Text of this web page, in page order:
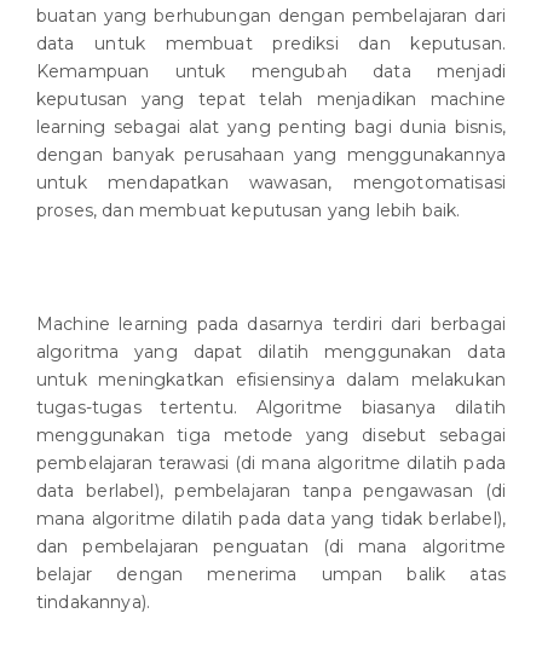
buatan yang berhubungan dengan pembelajaran dari
data untuk membuat prediksi dan keputusan.
Kemampuan untuk mengubah data menjadi
keputusan yang tepat telah menjadikan machine
learning sebagai alat yang penting bagi dunia bisnis,
dengan banyak perusahaan yang menggunakannya
untuk mendapatkan wawasan, mengotomatisasi
proses, dan membuat keputusan yang lebih baik.
Machine learning pada dasarnya terdiri dari berbagai
algoritma yang dapat dilatih menggunakan data
untuk meningkatkan efisiensinya dalam melakukan
tugas-tugas tertentu. Algoritme biasanya dilatih
menggunakan tiga metode yang disebut sebagai
pembelajaran terawasi (di mana algoritme dilatih pada
data berlabel), pembelajaran tanpa pengawasan (di
mana algoritme dilatih pada data yang tidak berlabel),
dan pembelajaran penguatan (di mana algoritme
belajar dengan menerima umpan balik atas
tindakannya).